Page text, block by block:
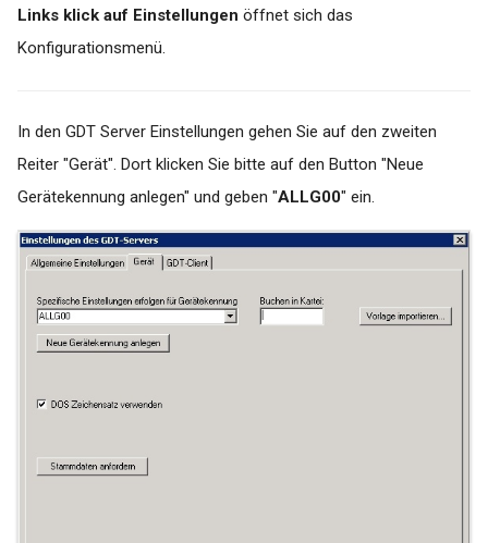
Vereinigungen
KB5000808) deinstallieren
Druckerproblematik)
Workaround: Umstellung auf
PDF24 labGate Import
Zebra Barcode Drucker
von labGate #connect?
Links klick auf Einstellungen öffnet sich das
Konfigurationsmenü.
In den GDT Server Einstellungen gehen Sie auf den zweiten
Reiter "Gerät". Dort klicken Sie bitte auf den Button "Neue
Gerätekennung anlegen" und geben "ALLG00" ein.